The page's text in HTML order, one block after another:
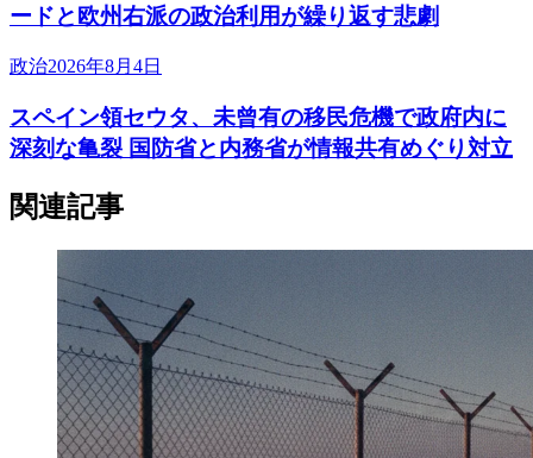
ードと欧州右派の政治利用が繰り返す悲劇
政治2026年8月4日
スペイン領セウタ、未曾有の移民危機で政府内に
深刻な亀裂 国防省と内務省が情報共有めぐり対立
関連記事